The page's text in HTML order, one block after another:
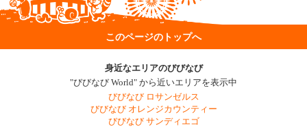
このページのトップへ
身近なエリアのびびなび
"びびなび World" から近いエリアを表示中
びびなび ロサンゼルス
びびなび オレンジカウンティー
びびなび サンディエゴ